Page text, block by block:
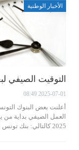
الأخبار الوطنية
التوقيت الصيفي
2025-07-01 08:49
أعلنت بعض البنوك
2025 كالتالي: بنك تونس العربي…